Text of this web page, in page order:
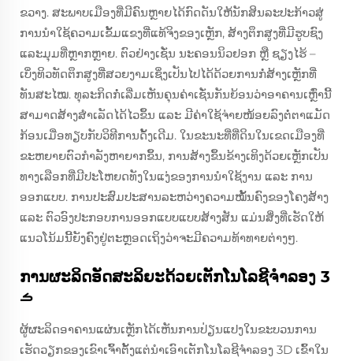
ຂວາງ. ສະພາບເມືອງທີ່ມີຄົນຫຼາຍໄດ້ກົດດັນໃຫ້ນັກສິນລະປະກ້າວສູ່
ການນຳໃຊ້ຄວາມເຂັ້ມແຂງທີ່ແທ້ຈິງຂອງເຫຼັກ, ສ້າງຕຶກສູງທີ່ມີຮູບຊົງ
ແລະມຸມທີ່ຫຼາກຫຼາຍ. ຕົວຢ່າງເຊັ່ນ ນະຄອນນິວຢອກ ຫຼື ຊຽງໄຮ້ –
ເບິ່ງທິວທັດຕຶກສູງທີ່ສວຍງາມເຊິ່ງເປັນໄປໄດ້ດ້ວຍການກໍ່ສ້າງເຫຼັກທີ່
ທັນສະໄໝ. ທຸລະກິດກໍ່ເລີ່ມເຫັນຄຸນຄ່າເຊັ່ນກັນຍ້ອນວ່າອາຄານເຫຼົ່ານີ້
ສາມາດສ້າງສຳເລັດໄດ້ໄວຂຶ້ນ ແລະ ມີຄ່າໃຊ້ຈ່າຍໜ້ອຍລົງຕໍ່ຕາແມັດ
ກ້ອນເມື່ອທຽບກັບວິທີການດັ້ງເດີມ. ໃນຂະນະທີ່ທີ່ດິນໃນເຂດເມືອງທີ່
ຂະຫຍາຍຕົວກໍາລັງຫາຍາກຂຶ້ນ, ການສ້າງຂຶ້ນຂ້າງເທິງດ້ວຍເຫຼັກເປັນ
ທາງເລືອກທີ່ມີປະໂຫຍດທັງໃນແງ່ຂອງການນຳໃຊ້ງານ ແລະ ການ
ອອກແບບ. ການປະສົມປະສານລະຫວ່າງຄວາມໝັ້ນຄົງຂອງໂຄງສ້າງ
ແລະ ຕົວອົງປະກອບການອອກແບບແບບສ້າງສັນ ແມ່ນສິ່ງທີ່ເຮັດໃຫ້
ແນວໂນ້ມນີ້ຍັງຄົງຢູ່ຕະຫຼອດເຖິງວ່າຈະມີຄວາມທ້າທາຍຕ່າງໆ.
ການຜະລິດອັດສະລິຍະດ້ວຍເຕັກໂນໂລຊີຈຳລອງ 3
ࡏ
ຜູ້ຜະລິດອາຄານແຜ່ນເຫຼັກໄດ້ເຫັນການປ່ຽນແປງໃນຂະບວນການ
ເຮັດວຽກຂອງເຂົາເຈົ້າຕັ້ງແຕ່ນຳເອົາເຕັກໂນໂລຊີຈຳລອງ 3D ເຂົ້າໃນ